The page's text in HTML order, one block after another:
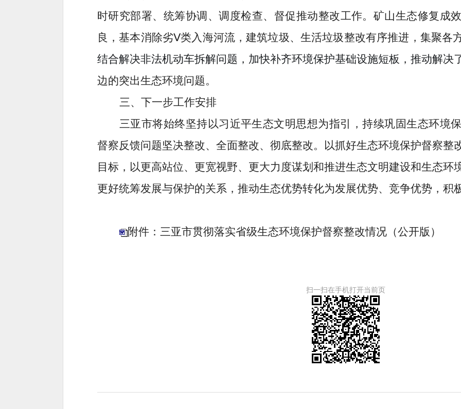
时研究部署、统筹协调、调度检查、督促推动整改工作。 矿山生态修复成
良，基本消除劣Ⅴ类入海河流，建筑垃圾、生活垃圾整改有序推进，集聚各
结合解决非法机动车拆解问题，加快补齐环境保护基础设施短板，推动解决
边的突出生态环境问题。
三、下一步工作安排
三亚市将始终坚持以习近平生态文明思想为指引，持续巩固生态环境
督察反馈问题坚决整改、全面整改、彻底整改。
以抓好生态环境保护督察整
目标，以更高站位、更宽视野、更大力度谋划和推进生态文明建设和生态环
更好统筹发展与保护的关系，推动生态优势转化为发展优势、竞争优势，积
附件：三亚市贯彻落实省级生态环境保护督察整改情况（公开版）
扫一扫在手机打开当前页